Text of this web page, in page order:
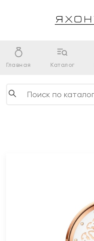
Главная Каталог